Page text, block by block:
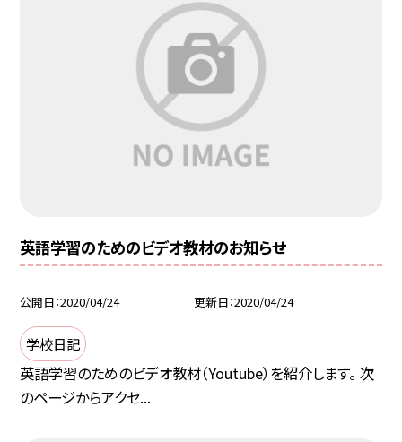
英語学習のためのビデオ教材のお知らせ
公開日 2020/04/24 更新日 2020/04/24
学校日記
英語学習のためのビデオ教材（Youtube）を紹介します。 次
のページからアクセ...